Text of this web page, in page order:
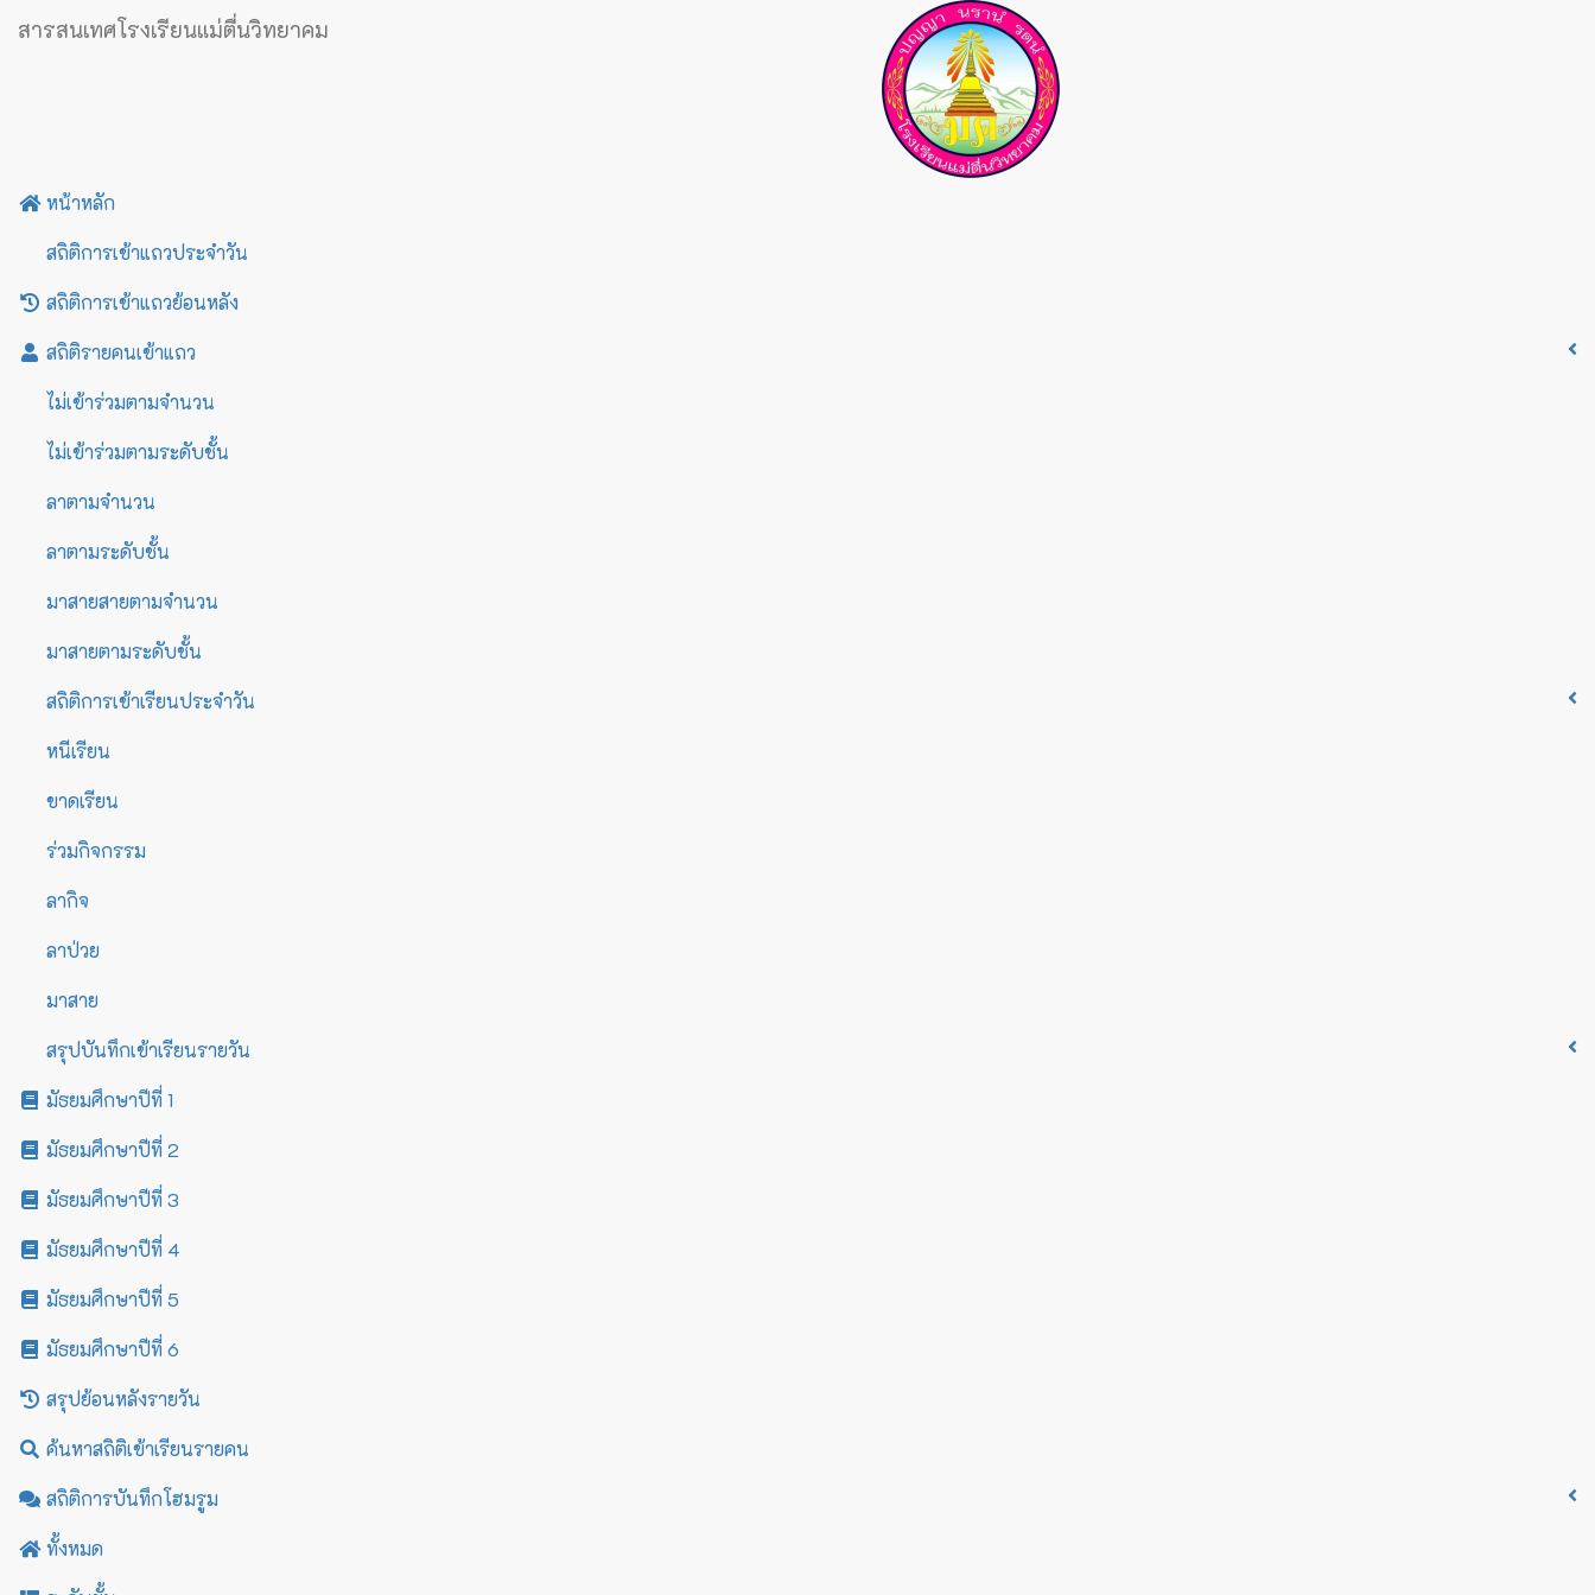
สารสนเทศโรงเรียนแม่ตื่นวิทยาคม
หน้าหลัก
สถิติการเข้าแถวประจำวัน
สถิติการเข้าแถวย้อนหลัง
สถิติรายคนเข้าแถว
ไม่เข้าร่วมตามจำนวน
ไม่เข้าร่วมตามระดับชั้น
ลาตามจำนวน
ลาตามระดับชั้น
มาสายสายตามจำนวน
มาสายตามระดับชั้น
สถิติการเข้าเรียนประจำวัน
หนีเรียน
ขาดเรียน
ร่วมกิจกรรม
ลากิจ
ลาป่วย
มาสาย
สรุปบันทึกเข้าเรียนรายวัน
มัธยมศึกษาปีที่ 1
มัธยมศึกษาปีที่ 2
มัธยมศึกษาปีที่ 3
มัธยมศึกษาปีที่ 4
มัธยมศึกษาปีที่ 5
มัธยมศึกษาปีที่ 6
สรุปย้อนหลังรายวัน
ค้นหาสถิติเข้าเรียนรายคน
สถิติการบันทึกโฮมรูม
ทั้งหมด